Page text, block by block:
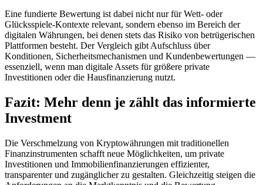
Eine fundierte Bewertung ist dabei nicht nur für Wett- oder
Glücksspiele-Kontexte relevant, sondern ebenso im Bereich der
digitalen Währungen, bei denen stets das Risiko von betrügerischen
Plattformen besteht. Der Vergleich gibt Aufschluss über
Konditionen, Sicherheitsmechanismen und Kundenbewertungen —
essenziell, wenn man digitale Assets für größere private
Investitionen oder die Hausfinanzierung nutzt.
Fazit: Mehr denn je zählt das informierte
Investment
Die Verschmelzung von Kryptowährungen mit traditionellen
Finanzinstrumenten schafft neue Möglichkeiten, um private
Investitionen und Immobilienfinanzierungen effizienter,
transparenter und zugänglicher zu gestalten. Gleichzeitig steigen die